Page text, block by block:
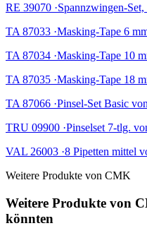
RE 39070 ·Spannzwingen-
TA 87033 ·Masking-Tape 6
TA 87034 ·Masking-Tape 10
TA 87035 ·Masking-Tape 18
TA 87066 ·Pinsel-Set Basic
TRU 09900 ·Pinselset 7-tlg.
VAL 26003 ·8 Pipetten mittel
Weitere Produkte von CMK
Weitere Produkte von
könnten